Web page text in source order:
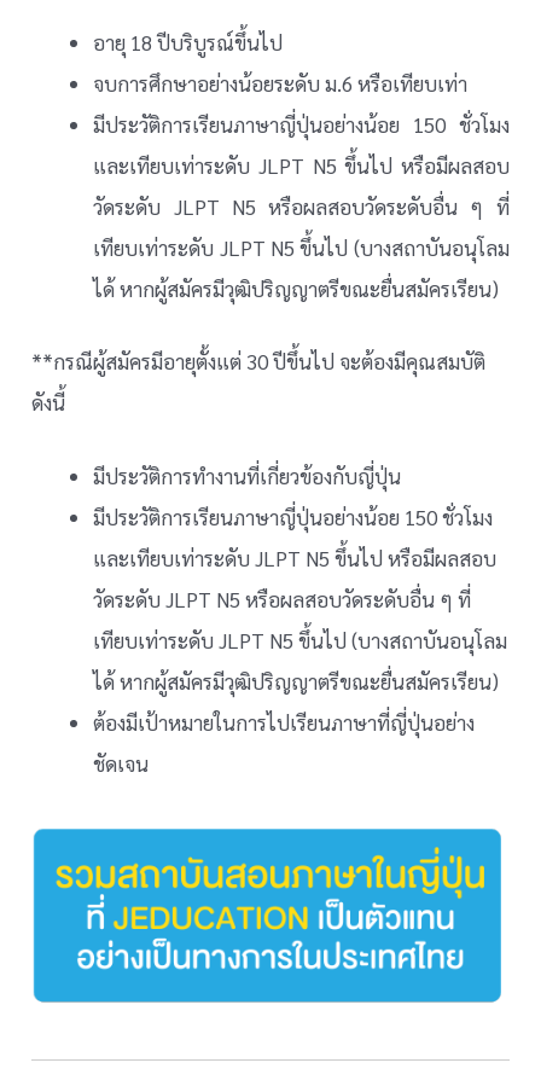
อายุ 18 ปีบริบูรณ์ขึ้นไป
จบการศึกษาอย่างน้อยระดับ ม.6 หรือเทียบเท่า
มีประวัติการเรียนภาษาญี่ปุ่นอย่างน้อย 150 ชั่วโมง
และเทียบเท่าระดับ JLPT N5 ขึ้นไป หรือมีผลสอบ
วัดระดับ JLPT N5 หรือผลสอบวัดระดับอื่น ๆ ที่
เทียบเท่าระดับ JLPT N5 ขึ้นไป (บางสถาบันอนุโลม
ได้ หากผู้สมัครมีวุฒิปริญญาตรีขณะยื่นสมัครเรียน)
**กรณีผู้สมัครมีอายุตั้งแต่ 30 ปีขึ้นไป จะต้องมีคุณสมบัติ
ดังนี้
มีประวัติการทำงานที่เกี่ยวข้องกับญี่ปุ่น
มีประวัติการเรียนภาษาญี่ปุ่นอย่างน้อย 150 ชั่วโมง
และเทียบเท่าระดับ JLPT N5 ขึ้นไป หรือมีผลสอบ
วัดระดับ JLPT N5 หรือผลสอบวัดระดับอื่น ๆ ที่
เทียบเท่าระดับ JLPT N5 ขึ้นไป (บางสถาบันอนุโลม
ได้ หากผู้สมัครมีวุฒิปริญญาตรีขณะยื่นสมัครเรียน)
ต้องมีเป้าหมายในการไปเรียนภาษาที่ญี่ปุ่นอย่าง
ชัดเจน